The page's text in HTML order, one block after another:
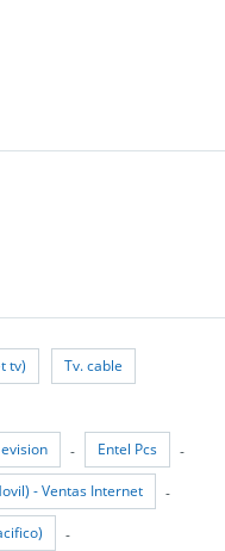
tv) Tv. cable
- Entel Pcs -
- Ventas Internet -
-